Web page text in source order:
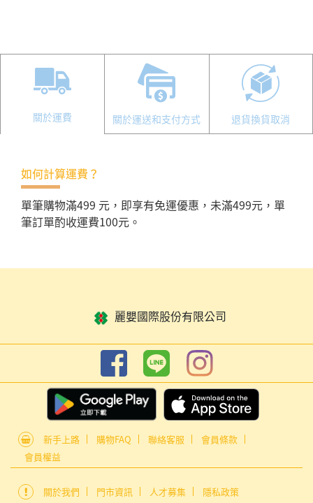
關於運費 關於運送和支付方式 退貨換貨取消
如何計算運費？
單筆購物滿499 元，即享有免運優惠，未滿499元，單
筆訂單酌收運費100元。
麗嬰國際股份有限公司
新手上路 購物FAQ 聯絡客服
會員條款
會員權益
關於我們 門市資訊 人才募集 隱私政策